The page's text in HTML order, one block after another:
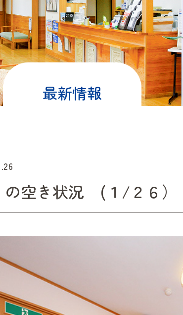
最新情報
の空き状況 (１/２６